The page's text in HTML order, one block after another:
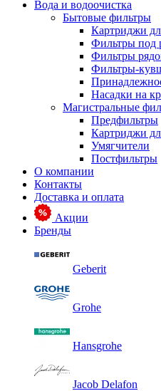
Вода и водоочистка
Бытовые фильтры
Картриджи
Фильтры под
Фильтры
Фильтры-
Насадки на
Магистральные
Предфильтры
Картриджи
Умягчители
Постфильтры
О компании
Контакты
Доставка и оплата
Акции
Бренды
Geberit
Grohe
Hansgrohe
Jacob Delafon